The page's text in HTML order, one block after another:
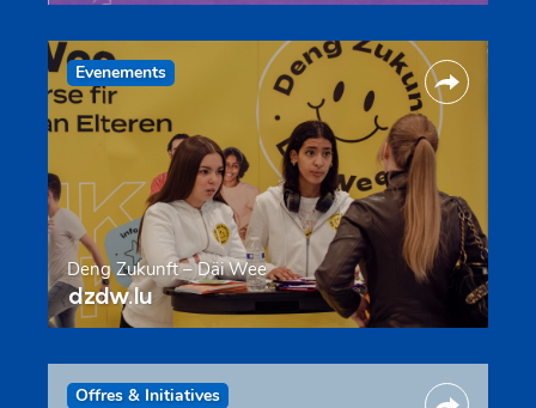
Evenements
Deng Zukunft – Däi Wee
dzdw.lu
Offres & Initiatives